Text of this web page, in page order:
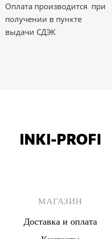
Оплата производится при
получении в пункте
выдачи СДЭК
INKI-PROFI
МАГАЗИН
Доставка и оплата